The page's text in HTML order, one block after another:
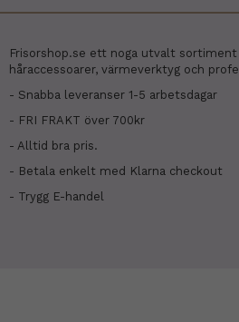
Frisorshop.se ett noga utvalt sortiment
håraccessoarer, värmeverktyg och
- Snabba leveranser 1-5 arbetsdagar
- FRI FRAKT över 700kr
- Alltid bra pris.
- Betala enkelt med Klarna checkout
- Trygg E-handel